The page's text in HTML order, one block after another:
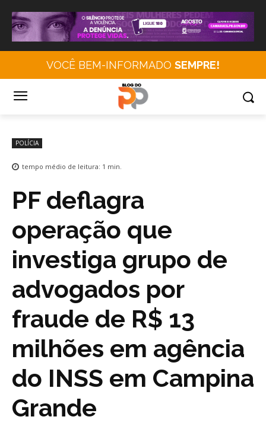
VOCÊ BEM-INFORMADO SEMPRE!
POLÍCIA
tempo médio de leitura: 1 min.
PF deflagra
operação que
investiga grupo de
advogados por
fraude de R$ 13
milhões em agência
do INSS em Campina
Grande